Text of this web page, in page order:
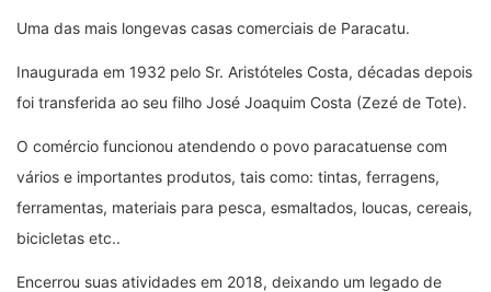
Uma das mais longevas casas comerciais de Paracatu.
Inaugurada em 1932 pelo Sr. Aristóteles Costa, décadas depois
foi transferida ao seu filho José Joaquim Costa (Zezé de Tote).
O comércio funcionou atendendo o povo paracatuense com
vários e importantes produtos, tais como: tintas, ferragens,
ferramentas, materiais para pesca, esmaltados, loucas, cereais,
bicicletas etc..
Encerrou suas atividades em 2018, deixando um legado de